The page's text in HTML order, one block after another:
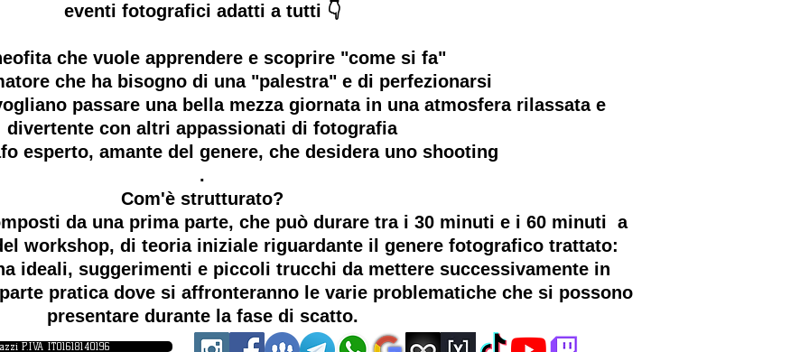
eventi fotografici adatti a tutti 👇
che vuole apprendere e scoprire "come si fa"
che ha bisogno di una "palestra" e di perfezionarsi
passare una bella mezza giornata in una atmosfera rilassata e
divertente con altri appassionati di fotografia
esperto, amante del genere, che desidera uno shooting
.
Com'è strutturato?
da una prima parte, che può durare tra i 30 minuti e i 60 minuti a
workshop, di teoria iniziale riguardante il genere fotografico trattato:
ideali, suggerimenti e piccoli trucchi da mettere successivamente in
pratica dove si affronteranno le varie problematiche che si possono
presentare durante la fase di scatto.
P.IVA IT01618140196